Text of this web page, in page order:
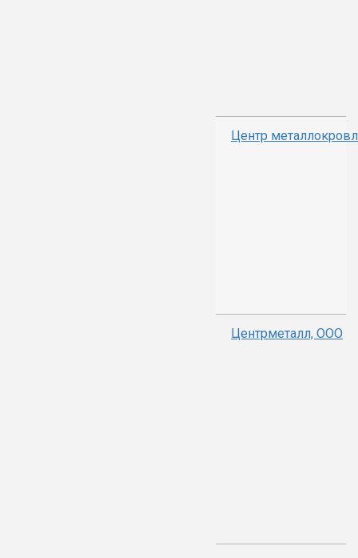
Центр
Центрметалл, ООО